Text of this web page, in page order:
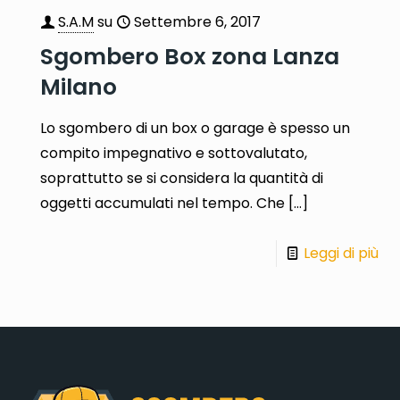
S.A.Msu Settembre 6, 2017
Sgombero Box zona Lanza
Milano
Lo sgombero di un box o garage è spesso un
compito impegnativo e sottovalutato,
soprattutto se si considera la quantità di
oggetti accumulati nel tempo. Che […]
Leggi di più